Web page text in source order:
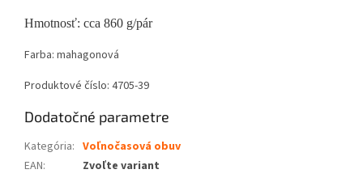
Hmotnosť: cca 860 g/pár
Farba: mahagonová
Produktové číslo: 4705-39
Dodatočné parametre
Kategória: Voľnočasová obuv
EAN: Zvoľte variant